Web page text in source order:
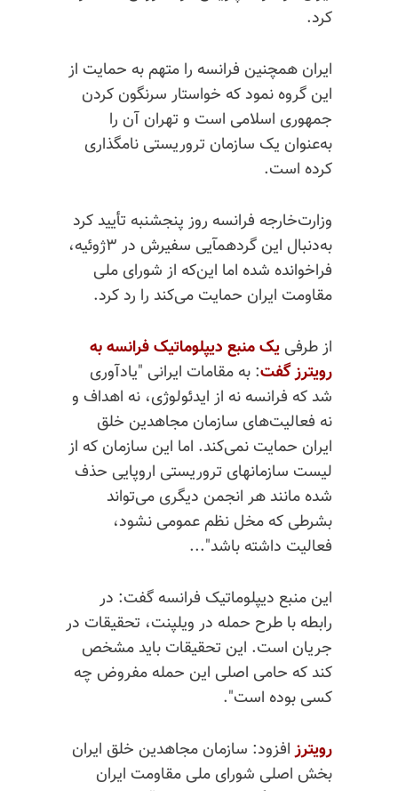
کرد.
ایران همچنین فرانسه را متهم به حمایت از
این گروه نمود که خواستار سرنگون کردن
جمهوری اسلامی است و تهران آن را
به‌عنوان یک سازمان تروریستی نامگذاری
کرده است.
وزارت‌خارجه فرانسه روز پنجشنبه تأیید کرد
به‌دنبال این گردهمآیی سفیرش در ۳ژوئیه،
فراخوانده شده اما این‌که از شورای ملی
مقاومت ایران حمایت می‌کند را رد کرد.
از طرفی یک منبع دیپلوماتیک فرانسه به
رویترز گفت: به مقامات ایرانی "یادآوری
شد که فرانسه نه از ایدئولوژی، نه اهداف و
نه فعالیت‌های سازمان مجاهدین خلق
ایران حمایت نمی‌کند. اما این سازمان که از
لیست سازمانهای تروریستی اروپایی حذف
شده مانند هر انجمن دیگری می‌تواند
بشرطی که مخل نظم عمومی نشود،
فعالیت داشته باشد"...
این منبع دیپلوماتیک فرانسه گفت: در
رابطه با طرح حمله در ویلپنت، تحقیقات در
جریان است. این تحقیقات باید مشخص
کند که حامی اصلی این حمله مفروض چه
کسی بوده است".
رویترزافزود: سازمان مجاهدین خلق ایران
بخش اصلی شورای ملی مقاومت ایران